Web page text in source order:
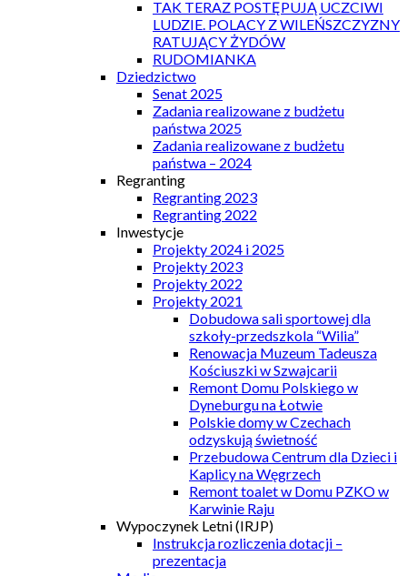
TAK TERAZ POSTĘPUJĄ UCZCIWI
LUDZIE. POLACY Z WILEŃSZCZYZNY
RATUJĄCY ŻYDÓW
RUDOMIANKA
Dziedzictwo
Senat 2025
Zadania realizowane z budżetu
państwa 2025
Zadania realizowane z budżetu
państwa – 2024
Regranting
Regranting 2023
Regranting 2022
Inwestycje
Projekty 2024 i 2025
Projekty 2023
Projekty 2022
Projekty 2021
Dobudowa sali sportowej dla
szkoły-przedszkola “Wilia”
Renowacja Muzeum Tadeusza
Kościuszki w Szwajcarii
Remont Domu Polskiego w
Dyneburgu na Łotwie
Polskie domy w Czechach
odzyskują świetność
Przebudowa Centrum dla Dzieci i
Kaplicy na Węgrzech
Remont toalet w Domu PZKO w
Karwinie Raju
Wypoczynek Letni (IRJP)
Instrukcja rozliczenia dotacji –
prezentacja